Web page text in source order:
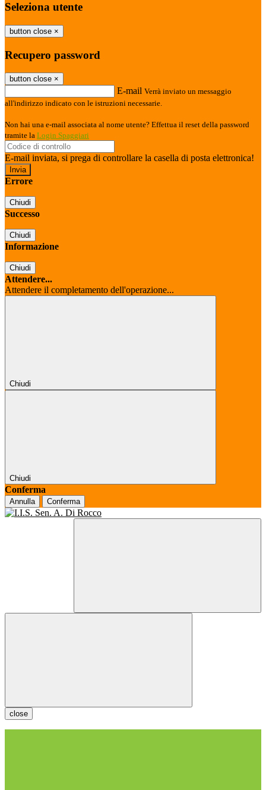
Seleziona utente
button close ×
Recupero password
button close ×
E-mail Verrà inviato un messaggio
all'indirizzo indicato con le istruzioni necessarie.
Non hai una e-mail associata al nome utente? Effettua il reset della password
tramite la Login Spaggiari
E-mail inviata, si prega di controllare la casella di posta elettronica!
Errore
Chiudi
Successo
Chiudi
Informazione
Chiudi
Attendere...
Attendere il completamento dell'operazione...
Chiudi
Chiudi
Conferma
Annulla Conferma
close